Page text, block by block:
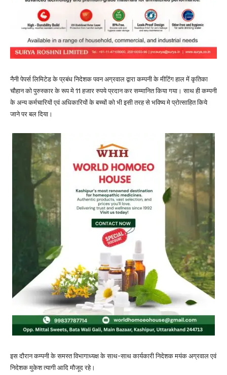
नैनी पेपर्स लिमिटेड के प्रबंध निदेशक पवन अग्रवाल द्वारा कम्पनी के मीटिंग हाल में कृतिका
चौहान को पुरुस्कार के रूप मे 11 हजार रुपये प्रदान कर सम्मानित किया गया। साथ ही कम्पनी
के अन्य कर्मचारियों एवं अधिकारियों के बच्चों को भी इसी तरह से भविष्य मे प्रोत्साहित किये
जाने पर बल दिया।
इस दौरान कम्पनी के समस्त विभागाध्यक्ष के साथ-साथ कार्यकारी निदेशक मयंक अग्रवाल एवं
निदेशक मुकेश त्यागी आदि मौजूद रहे।